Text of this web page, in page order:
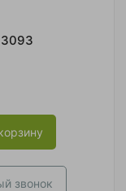
3093
звонок